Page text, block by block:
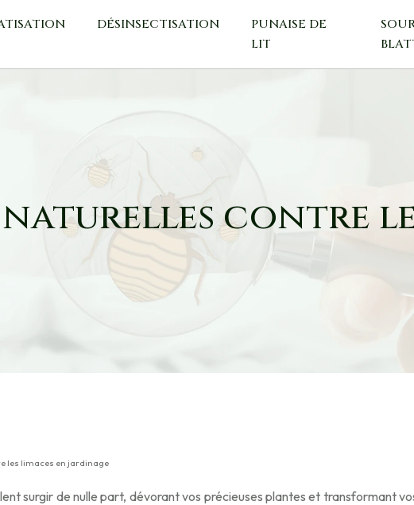
DÉSINSECTISATION
PUNAISE DE
LIT
contre
les limaces en jardinage
surgir de nulle part, dévorant vos précieuses plantes et transformant